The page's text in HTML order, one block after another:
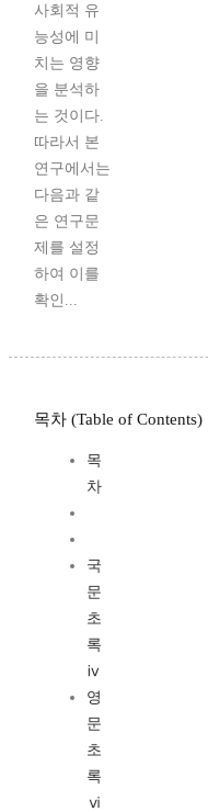
사회적 유
능성에 미
치는 영향
을 분석하
는 것이다.
따라서 본
연구에서는
다음과 같
은 연구문
제를 설정
하여 이를
확인...
목차 (Table of Contents)
목
차
국
문
초
록
ⅳ
영
문
초
록
ⅵ